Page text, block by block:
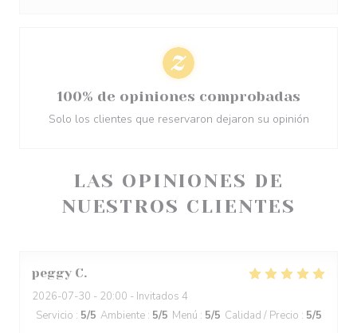
LAS OPINIONES DE
NUESTROS CLIENTES
peggy C
2026-07-30 - 20:00 - Invitados 4
Servicio : 5/5 Ambiente : 5/5 Menú : 5/5 Calidad / Precio : 5/5
100% de opiniones comprobadas
Solo los clientes que reservaron dejaron su opinión